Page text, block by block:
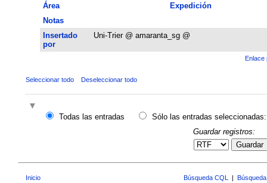
Área
Expedición
Notas
Insertado
por
Uni-Trier @ amaranta_sg @
Enlace
Seleccionar todo Deseleccionar todo
Todas las entradas
Sólo las entradas seleccionadas:
Guardar registros:
Guardar
Inicio Búsqueda CQL